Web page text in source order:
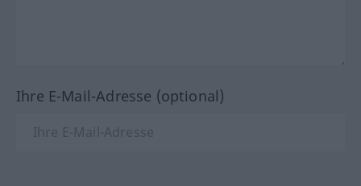
Ihre E-Mail-Adresse (optional)